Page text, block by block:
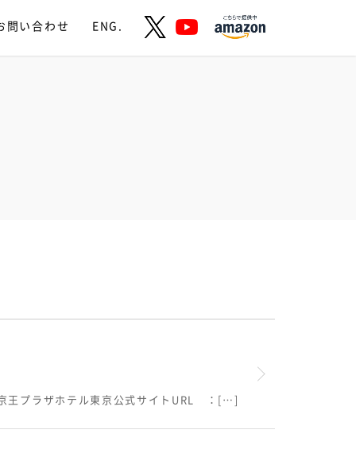
問い合わせ ENG.
プラザホテル東京公式サイトURL ：[…]